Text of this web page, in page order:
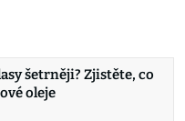
šetrněji? Zjistěte, co
oleje